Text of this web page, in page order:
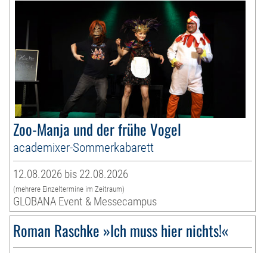
Zoo-Manja und der frühe Vogel
academixer-Sommerkabarett
12.08.2026 bis 22.08.2026
(mehrere Einzeltermine im Zeitraum)
GLOBANA Event & Messecampus
Roman Raschke »Ich muss hier nichts!«